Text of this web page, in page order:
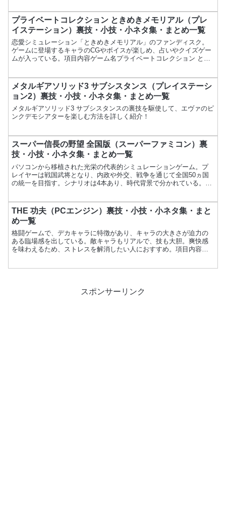
プライベートコレクション ときめきメモリアル（プレ
イステーション）裏技・小技・小ネタ集・まとめ一覧
恋愛シミュレーション「ときめきメモリアル」のファンディスク。
ゲームに登場するキャラのCGやボイスが楽しめ、占いやクイズゲー
ムが入っている。項目内容ゲーム名プライベートコレクション とき
メタルギアソリッド3 サブシスタンス（プレイステーシ
ョン2）裏技・小技・小ネタ集・まとめ一覧
メタルギアソリッド3 サブシスタンスの裏技を駆使して、エヴァのピ
ンクデモシアターを楽しむ方法を詳しく紹介！
スーパー信長の野望 全国版（スーパーファミコン）裏
技・小技・小ネタ集・まとめ一覧
パソコンから移植された光栄の代表的シミュレーションゲーム。プ
レイヤーは戦国武将となり、内政や外交、戦争を通じて全国50ヵ国
の統一を目指す。シナリオは4本あり、時代背景で分かれている。項
THE 功夫（PCエンジン）裏技・小技・小ネタ集・まと
め一覧
格闘ゲームで、デカキャラに特徴があり、キャラの大きさが迫力の
ある臨場感を出している。敵キャラもリアルで、技も大胆。爽快感
を味わえるため、ストレスを解消したい人におすすめ。項目内容ゲ
スポンサーリンク